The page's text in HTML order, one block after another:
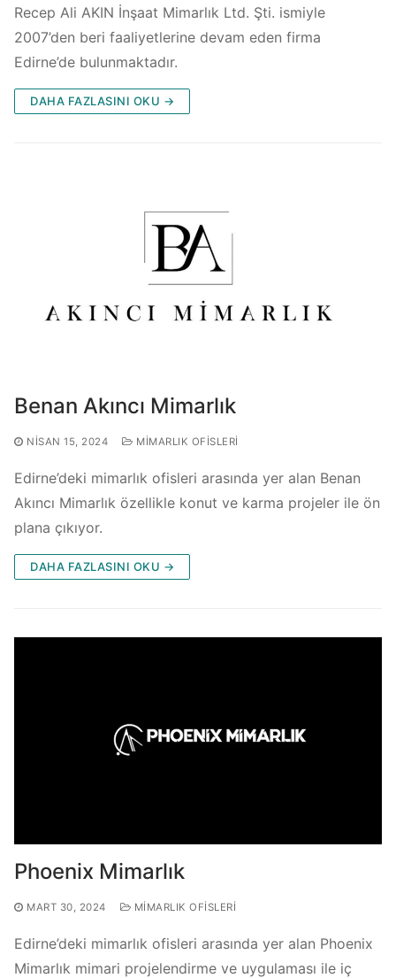
Recep Ali AKIN İnşaat Mimarlık Ltd. Şti. ismiyle
2007’den beri faaliyetlerine devam eden firma
Edirne’de bulunmaktadır.
DAHA FAZLASINI OKU →
Benan Akıncı Mimarlık
NISAN 15, 2024 MIMARLIK OFISLERI
Edirne’deki mimarlık ofisleri arasında yer alan Benan
Akıncı Mimarlık özellikle konut ve karma projeler ile ön
plana çıkıyor.
DAHA FAZLASINI OKU →
Phoenix Mimarlık
MART 30, 2024 MIMARLIK OFISLERI
Edirne’deki mimarlık ofisleri arasında yer alan Phoenix
Mimarlık mimari projelendirme ve uygulaması ile iç